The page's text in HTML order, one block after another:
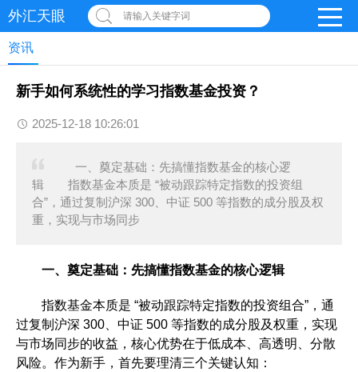
外汇天眼 请输入关键字词
资讯
新手如何系统性的学习指数基金投资？
2025-12-18 10:26:01
一、奠定基础：先搞懂指数基金的核心逻
辑 指数基金本质是 “被动跟踪特定指数的投资组
合”，通过复制沪深 300、中证 500 等指数的成分股及权
重，实现与市场同步
一、奠定基础：先搞懂指数基金的核心逻辑
指数基金本质是 “被动跟踪特定指数的投资组合”，通
过复制沪深 300、中证 500 等指数的成分股及权重，实现
与市场同步的收益，核心优势在于低成本、高透明、分散
风险。作为新手，首先要理清三个关键认知：